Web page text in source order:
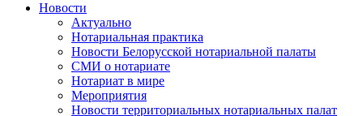
Новости
Актуально
Нотариальная практика
Новости Белорусской нотариальной палаты
СМИ о нотариате
Нотариат в мире
Мероприятия
Новости территориальных нотариальных палат